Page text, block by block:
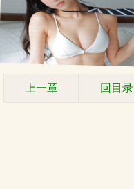
上一章 回目录